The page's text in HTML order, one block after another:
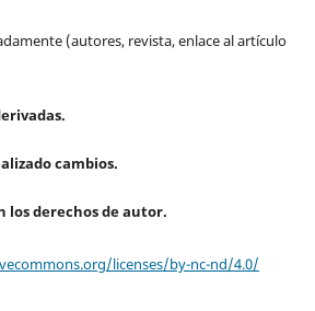
(autores, revista, enlace al artículo
cambios.
los derechos de autor.
licenses/by-nc-nd/4.0/